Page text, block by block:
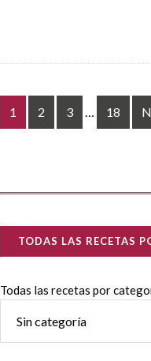
1 2 3 … 18
TODAS LAS RECETAS
Todas las recetas por